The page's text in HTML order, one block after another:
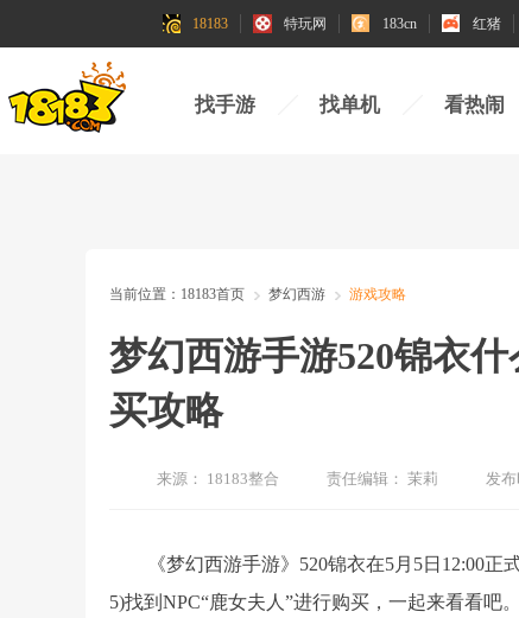
18183 特玩网 183cn 红猪
找手游 找单机 看热闹
当前位置： 18183首页 梦幻西游 游戏攻略
梦幻西游手游520锦衣
买攻略
来源： 18183整合 责任编辑： 茉莉 发布
《梦幻西游手游》520锦衣在5月5日12:00
5)找到NPC“鹿女夫人”进行购买，一起来看看吧。